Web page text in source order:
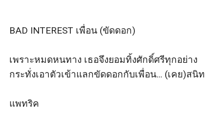
BAD INTEREST เพื่อน (ขัดดอก)
เพราะหมดหนทาง เธอจึงยอมทิ้งศักดิ์ศรีทุกอย่าง
กระทั่งเอาตัวเข้าแลกขัดดอกกับเพื่อน... (เคย)สนิท
แพทริค